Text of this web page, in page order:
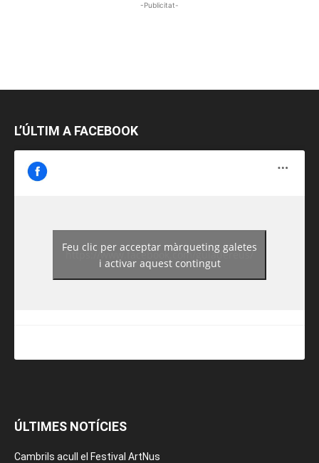
-Publicitat-
L’ÚLTIM A FACEBOOK
https://www.facebook.com/guiadereus/
Feu clic per acceptar màrqueting galetes
i activar aquest contingut
ÚLTIMES NOTÍCIES
Cambrils acull el Festival ArtNus